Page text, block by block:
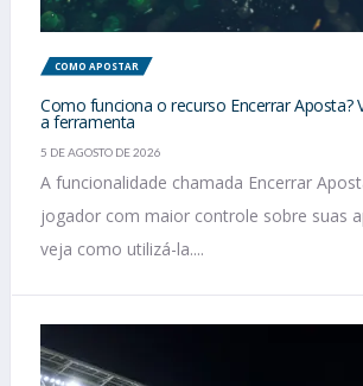
COMO APOSTAR
Como funciona o recurso Encerrar Aposta?
a ferramenta
5 DE AGOSTO DE 2026
A funcionalidade chamada Encerrar
jogador com maior controle sobre suas
veja como utilizá-la....